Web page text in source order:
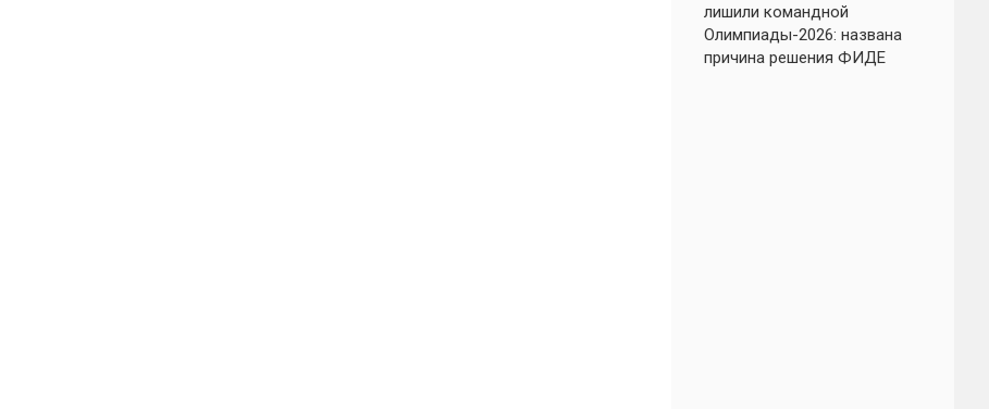
лишили командной
Олимпиады-2026: названа
причина решения ФИДЕ